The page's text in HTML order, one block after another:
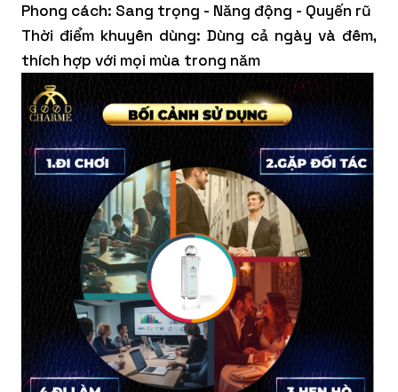
Phong cách: Sang trọng - Năng động - Quyến rũ
Thời điểm khuyên dùng: Dùng cả ngày và đêm,
thích hợp với mọi mùa trong năm